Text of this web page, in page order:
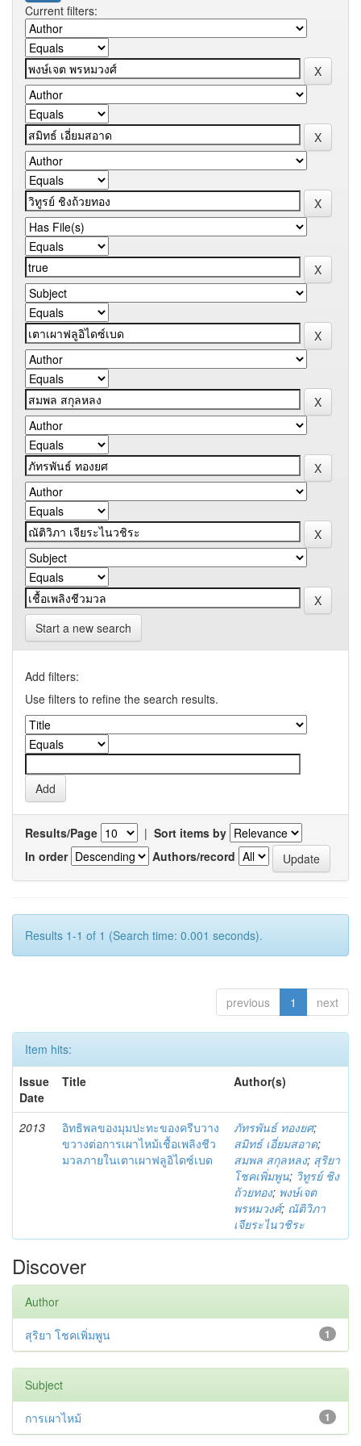
Current filters:
Start a new search
Add filters:
Use filters to refine the search results.
Results/Page | Sort items by
In order
Authors/record
Results 1-1 of 1 (Search time: 0.001 seconds).
previous 1 next
Item hits:
Issue
Date
Title Author(s)
2013
อิทธิพลของมุมปะทะของครีบวาง
ขวางต่อการเผาไหม้เชื้อเพลิงชีว
มวลภายในเตาเผาฟลูอิไดซ์เบด
ภัทรพันธ์ ทองยศ;
สมิทธ์ เอี่ยมสอาด;
สมพล สกุลหลง; สุริยา
โชคเพิ่มพูน; วิทูรย์ ชิง
ถ้วยทอง; พงษ์เจต
พรหมวงศ์; ณัติวิภา
เจียระไนวชิระ
Discover
Author
1
สุริยา โชคเพิ่มพูน
Subject
1
การเผาไหม้